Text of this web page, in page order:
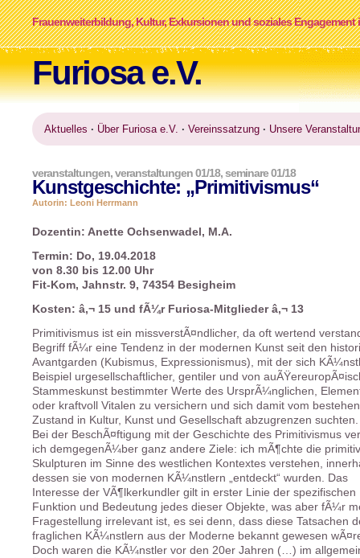
Furiosa e.V.
Frauenweiterbildung, Kultur, Exkursionen und soziales Engagement
Aktuelles · Über Furiosa e.V. · Vereinssatzung · Unsere
Kunstgeschichte: „Primitivismus“
veranstaltungen,veranstaltungen 01/18,seminare 01/18
Autorin: Leoni Herrmann
Dozentin: Anette Ochsenwadel, M.A.
Termin: Do, 19.04.2018
von 8.30 bis 12.00 Uhr
Fit-Kom, Jahnstr. 9, 74354 Besigheim
Kosten: â‚¬ 15 und fÃ¼r Furiosa-Mitglieder â‚¬ 13
Primitivismus ist ein missverstÃ¤ndlicher, da oft wertend
Begriff fÃ¼r eine Tendenz in der modernen Kunst seit den
Avantgarden (Kubismus, Expressionismus), mit der sich
Beispiel urgesellschaftlicher, gentiler und von
Stammeskunst bestimmter Werte des UrsprÃ¼nglichen,
oder kraftvoll Vitalen zu versichern und sich damit vom
Zustand in Kultur, Kunst und Gesellschaft abzugrenzen
Bei der BeschÃ¤ftigung mit der Geschichte des Primitivismus
ich demgegenÃ¼ber ganz andere Ziele: ich mÃ¶chte die
Skulpturen im Sinne des westlichen Kontextes verstehen,
dessen sie von modernen KÃ¼nstlern „entdeckt“ wurden. Das
Interesse der VÃ¶lkerkundler gilt in erster Linie der spezifischen
Funktion und Bedeutung jedes dieser Objekte, was aber fÃ¼r
Fragestellung irrelevant ist, es sei denn, dass diese Tatsachen
fraglichen KÃ¼nstlern aus der Moderne bekannt gewesen
Doch waren die KÃ¼nstler vor den 20er Jahren (…) im